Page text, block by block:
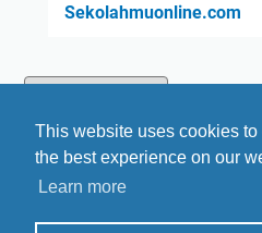
This website uses cookies
the best experience on our
Learn more
Sekolahmuonline.com